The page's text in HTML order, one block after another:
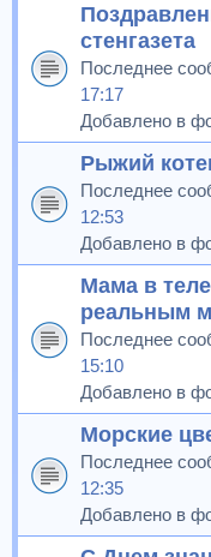
стенгазета
Последнее
17:17
Добавлено в
Рыжий
Последнее
12:53
Добавлено в
Мама в
реальным
Последнее
15:10
Добавлено в
Морские
Последнее
12:35
Добавлено в